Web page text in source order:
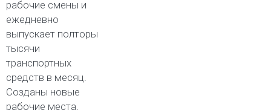
рабочие смены и
ежедневно
выпускает полторы
тысячи
транспортных
средств в месяц.
Созданы новые
рабочие места,